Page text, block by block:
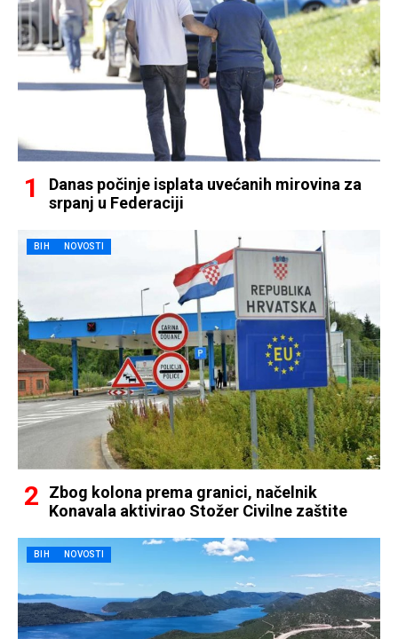
Danas počinje isplata uvećanih mirovina za
srpanj u Federaciji
BIH NOVOSTI
Zbog kolona prema granici, načelnik
Konavala aktivirao Stožer Civilne zaštite
BIH NOVOSTI